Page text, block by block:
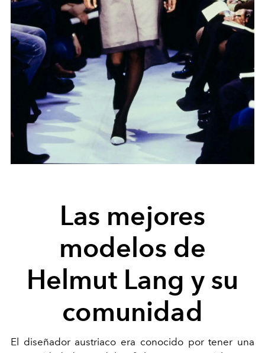
Las mejores
modelos de
Helmut Lang y su
comunidad
El diseñador austriaco era conocido por tener una